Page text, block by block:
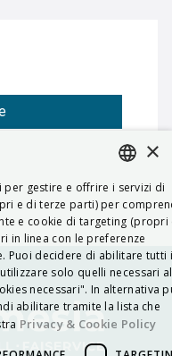
ITALIAN
ENGLISH
FRENCH
HUNGARIAN
DEUTSCH
POLSKI
×
gestire e offrire i servizi di
e di terze parti) per
e cookie di targeting (propri
in linea con le preferenze
Puoi decidere di abilitare tutti i
solo quelli necessari al
necessari". In alternativa
abilitare tramite la lista che
Privacy & Cookie Policy